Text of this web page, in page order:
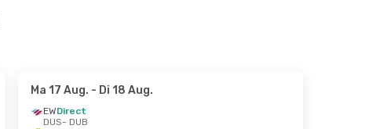
Ma 17 Aug. - Di 18 Aug.
EWDirect
DUS- DUB